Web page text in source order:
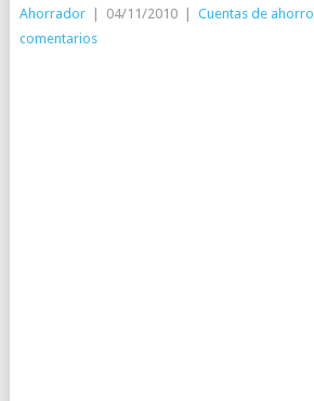
Ahorrador 04/11/2010 Cuentas de ahorro
comentarios